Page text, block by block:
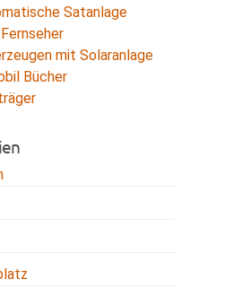
Satanlage
mit Solaranlage
Bücher